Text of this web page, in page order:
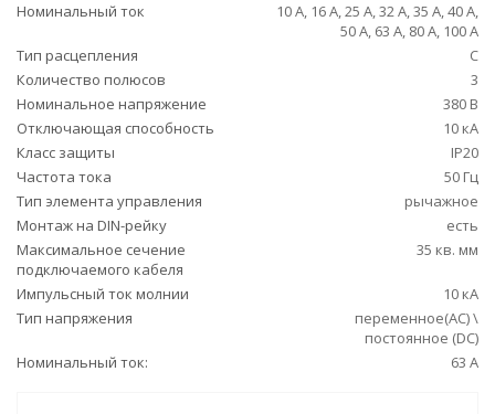
Номинальный ток
10 А, 16 А, 25 А, 32 А, 35 А, 40 А,
50 А, 63 А, 80 А, 100 А
Тип расцепления
C
Количество полюсов
3
Номинальное напряжение
380 В
Отключающая способность
10 кА
Класс защиты
IP20
Частота тока
50 Гц
Тип элемента управления
рычажное
Монтаж на DIN-рейку
есть
Максимальное сечение
подключаемого кабеля
35 кв. мм
Импульсный ток молнии
10 кА
Тип напряжения
переменное(AC) \
постоянное (DC)
Номинальный ток:
63 А